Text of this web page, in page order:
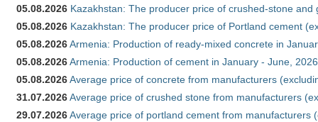
05.08.2026 Kazakhstan: The producer price of crushed-stone and
05.08.2026 Kazakhstan: The producer price of Portland cement
05.08.2026Armenia: Production of ready-mixed concrete in
05.08.2026Armenia: Production of cement in January - June, 2026
05.08.2026Average price of concrete from manufacturers
31.07.2026Average price of crushed stone from manufacturers
29.07.2026Average price of portland cement from manufacturers